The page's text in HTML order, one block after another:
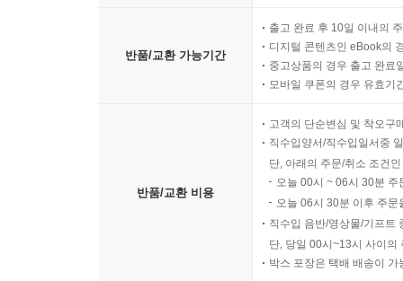
반품/교환 가능기간
출고 완료 후 10일 이내의
디지털 콘텐츠인 eBook의
중고상품의 경우 출고 완료
모바일 쿠폰의 경우 유효기
반품/교환 비용
고객의 단순변심 및 착오구
직수입양서/직수입일서중
단, 아래의 주문/취소 조건
오늘 00시 ~ 06시 30분
오늘 06시 30분 이후 주
직수입 음반/영상물/기프트
단, 당일 00시~13시 사이의
박스 포장은 택배 배송이